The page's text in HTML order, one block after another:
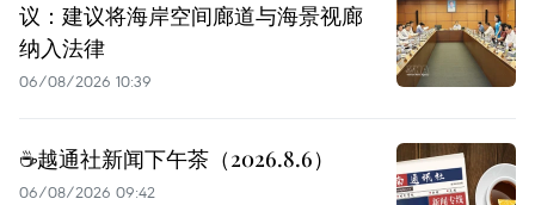
议：建议将海岸空间廊道与海景视廊
纳入法律
06/08/2026 10:39
☕️越通社新闻下午茶（2026.8.6）
06/08/2026 09:42